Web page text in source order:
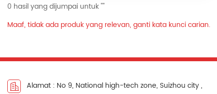
العربية
한국의 Türkçe
0 hasil yang dijumpai untuk ""
Maaf, tidak ada produk yang relevan, ganti kata kunci carian.
Alamat : No 9, National high-tech zone, Suizhou city ,